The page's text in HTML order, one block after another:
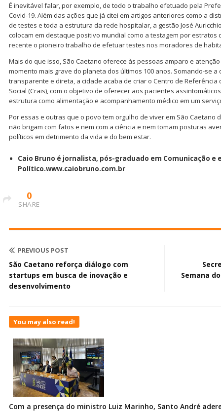
É inevitável falar, por exemplo, de todo o trabalho efetuado pela
Covid-19. Além das ações que já citei em artigos anteriores como a
de testes e toda a estrutura da rede hospitalar, a gestão José
colocam em destaque positivo mundial como a testagem por estratos
recente o pioneiro trabalho de efetuar testes nos moradores de
Mais do que isso, São Caetano oferece às pessoas amparo e
momento mais grave do planeta dos últimos 100 anos. Somando-se
transparente e direta, a cidade acaba de criar o Centro de Referência
Social (Crais), com o objetivo de oferecer aos pacientes
estrutura como alimentação e acompanhamento médico em um
Por essas e outras que o povo tem orgulho de viver em São Caetano
não brigam com fatos e nem com a ciência e nem tomam posturas
políticos em detrimento da vida e do bem estar.
Caio Bruno é jornalista, pós-graduado em Comunicação
Político.www.caiobruno.com.br
0
SHARE
PREVIOUS POST
São Caetano reforça diálogo com
startups em busca de inovação e
desenvolvimento
Semana
You may also read!
Com a presença do ministro Luiz Marinho, Santo André